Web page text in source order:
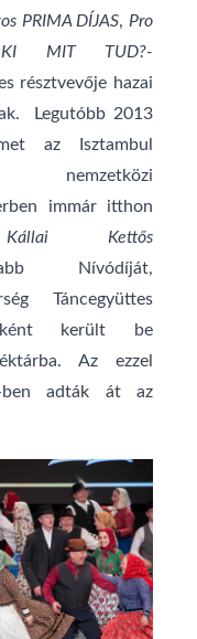
PRIMA DÍJAS, Pro
KI MIT TUD?-
résztvevője hazai
Legutóbb 2013
az Isztambul
nemzetközi
immár itthon
Kállai Kettős
Nívódíját,
Táncegyüttes
került be
Az ezzel
ben adták át az